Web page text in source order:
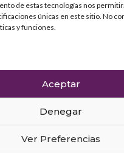
de estas tecnologías nos
únicas en este sitio. No
y funciones.
Aceptar
Denegar
Ver Preferencias